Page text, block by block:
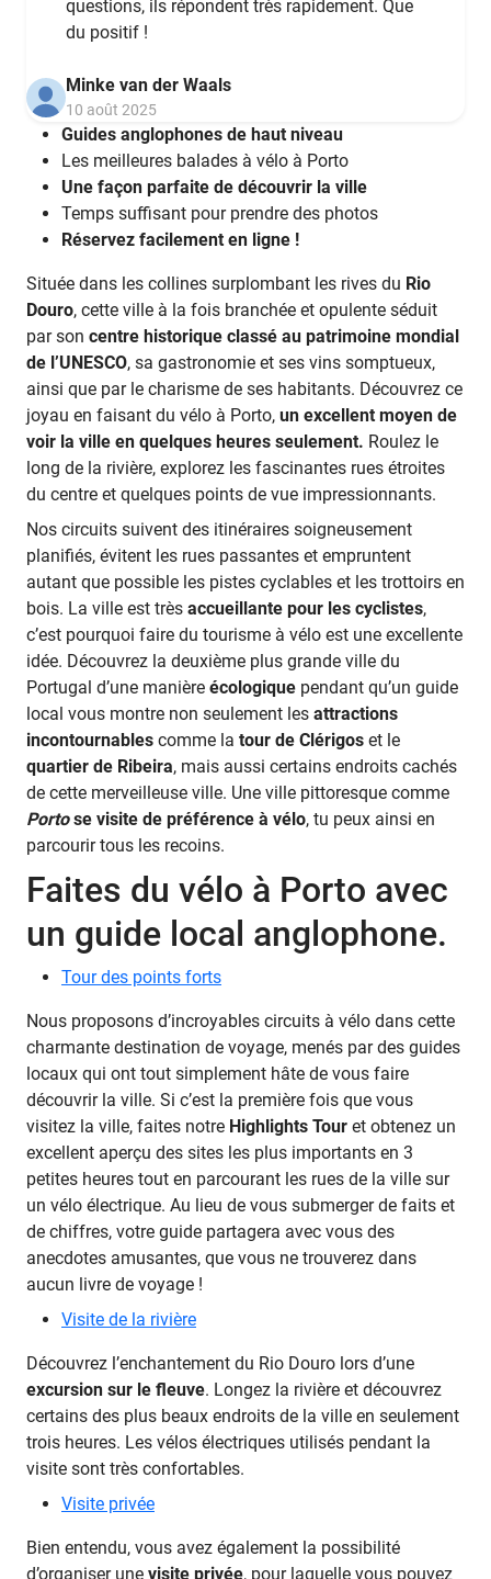
questions, ils répondent très rapidement. Que
du positif !
Minke van der Waals
10 août 2025
Guides anglophones de haut niveau
Les meilleures balades à vélo à Porto
Une façon parfaite de découvrir la ville
Temps suffisant pour prendre des photos
Réservez facilement en ligne !
Située dans les collines surplombant les rives du Rio
Douro, cette ville à la fois branchée et opulente séduit
par son centre historique classé au patrimoine mondial
de l’UNESCO, sa gastronomie et ses vins somptueux,
ainsi que par le charisme de ses habitants. Découvrez ce
joyau en faisant du vélo à Porto, un excellent moyen de
voir la ville en quelques heures seulement. Roulez le
long de la rivière, explorez les fascinantes rues étroites
du centre et quelques points de vue impressionnants.
Nos circuits suivent des itinéraires soigneusement
planifiés, évitent les rues passantes et empruntent
autant que possible les pistes cyclables et les trottoirs en
bois. La ville est très accueillante pour les cyclistes,
c’est pourquoi faire du tourisme à vélo est une excellente
idée. Découvrez la deuxième plus grande ville du
Portugal d’une manière écologique pendant qu’un guide
local vous montre non seulement les attractions
incontournables comme la tour de Clérigos et le
quartier de Ribeira, mais aussi certains endroits cachés
de cette merveilleuse ville. Une ville pittoresque comme
Portose visite de préférence à vélo, tu peux ainsi en
parcourir tous les recoins.
Faites du vélo à Porto avec
un guide local anglophone.
Tour des points forts
Nous proposons d’incroyables circuits à vélo dans cette
charmante destination de voyage, menés par des guides
locaux qui ont tout simplement hâte de vous faire
découvrir la ville. Si c’est la première fois que vous
visitez la ville, faites notre Highlights Tour et obtenez un
excellent aperçu des sites les plus importants en 3
petites heures tout en parcourant les rues de la ville sur
un vélo électrique. Au lieu de vous submerger de faits et
de chiffres, votre guide partagera avec vous des
anecdotes amusantes, que vous ne trouverez dans
aucun livre de voyage !
Visite de la rivière
Découvrez l’enchantement du Rio Douro lors d’une
excursion sur le fleuve. Longez la rivière et découvrez
certains des plus beaux endroits de la ville en seulement
trois heures. Les vélos électriques utilisés pendant la
visite sont très confortables.
Visite privée
Bien entendu, vous avez également la possibilité
d’organiser une visite privée, pour laquelle vous pouvez